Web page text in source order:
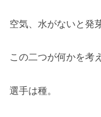
空気、水がないと発
この二つが何かを考
選手は種。